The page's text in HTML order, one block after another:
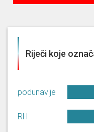
Riječi koje
podunavlje
RH